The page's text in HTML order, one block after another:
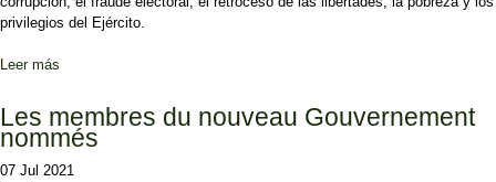
privilegios del Ejército.
Leer más
Les membres du nouveau Gouvernement
nommés
07 Jul 2021